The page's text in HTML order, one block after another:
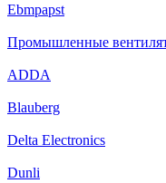
Ebmpapst
Промышленные
ADDA
Blauberg
Delta Electronics
Dunli